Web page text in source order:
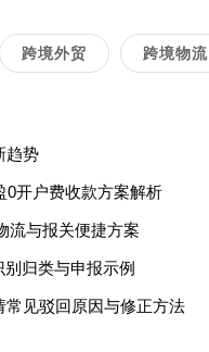
跨境外贸 跨境物流
趋势
0开户费收款方案解析
流与报关便捷方案
归类与申报示例
常见驳回原因与修正方法